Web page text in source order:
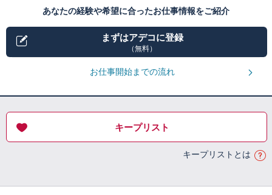
あなたの経験や希望に合ったお仕事情報をご紹介
まずはアデコに登録
（無料）
お仕事開始までの流れ
キープリスト
キープリストとは